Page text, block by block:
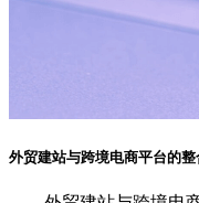
外贸建站与跨境电商平台的整